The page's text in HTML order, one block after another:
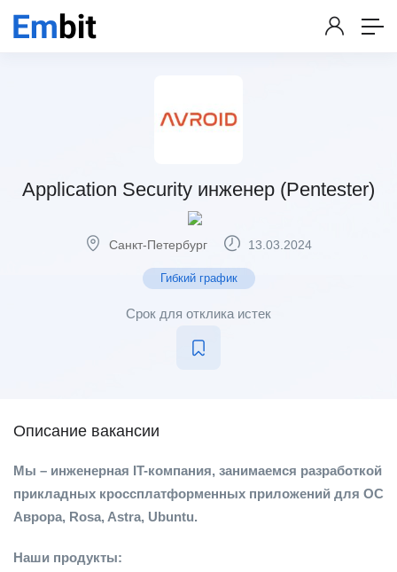
Application Security инженер (Pentester)
Санкт-Петербург 13.03.2024
Гибкий график
Срок для отклика истек
Описание вакансии
Мы – инженерная IT-компания, занимаемся разработкой
прикладных кроссплатформенных приложений для ОС
Аврора, Rosa, Astra, Ubuntu.
Наши продукты: